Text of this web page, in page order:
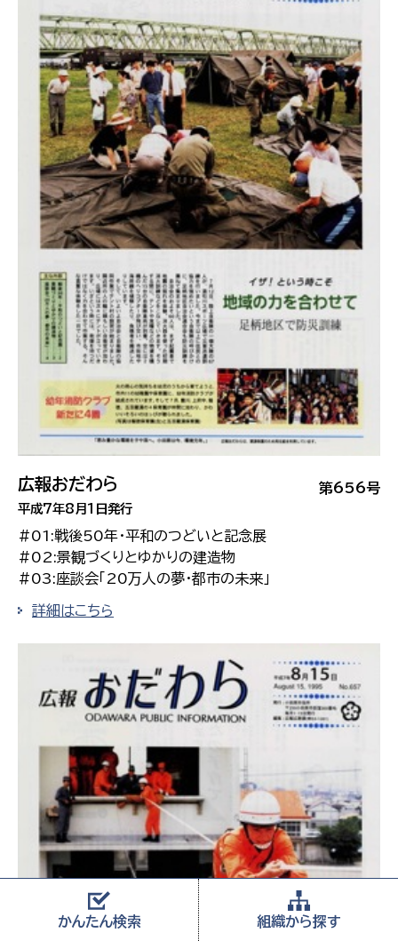
かんたん検索 組織から探す
第656号
広報おだわら
平成7年8月1日発行
#01:戦後50年・平和のつどいと記念展
#02:景観づくりとゆかりの建造物
#03:座談会「20万人の夢・都市の未来」
詳細はこちら